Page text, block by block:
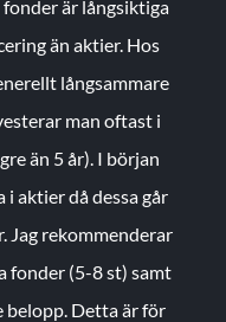
är långsiktiga
än aktier. Hos
långsammare
man oftast i
än 5 år). I början
aktier då dessa går
Jag rekommenderar
fonder (5-8 st) samt
belopp. Detta är för